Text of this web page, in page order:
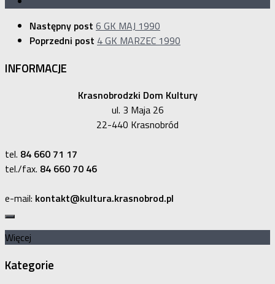
Następny post 6 GK MAJ 1990
Poprzedni post 4 GK MARZEC 1990
INFORMACJE
Krasnobrodzki Dom Kultury
ul. 3 Maja 26
22-440 Krasnobród
tel. 84 660 71 17
tel./fax. 84 660 70 46
e-mail: kontakt@kultura.krasnobrod.pl
Więcej
Kategorie